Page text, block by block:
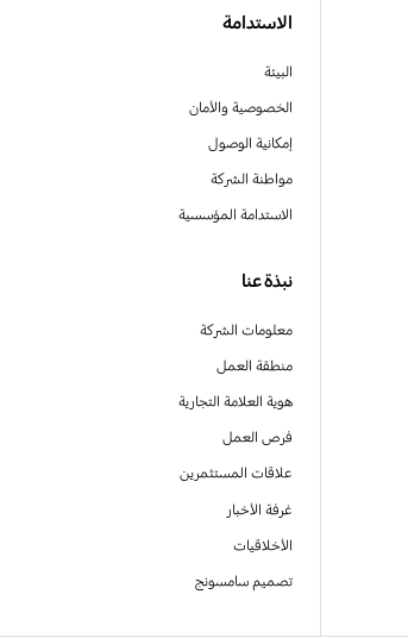
الاستدامة
البيئة
الخصوصية والأمان
إمكانية الوصول
مواطنة الشركة
الاستدامة المؤسسية
نبذة عنا
معلومات الشركة
منطقة العمل
هوية العلامة التجارية
فرص العمل
علاقات المستثمرين
غرفة الأخبار
الأخلاقيات
تصميم سامسونج